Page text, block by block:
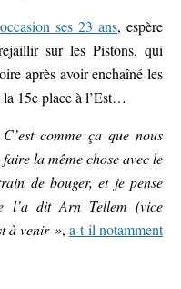
ses 23 ans, espère
sur les Pistons, qui
après avoir enchaîné les
la 15e place à l’Est…
comme ça que nous
la même chose avec le
de bouger, et je pense
l’a dit Arn Tellem (vice
à venir », a-t-il notamment